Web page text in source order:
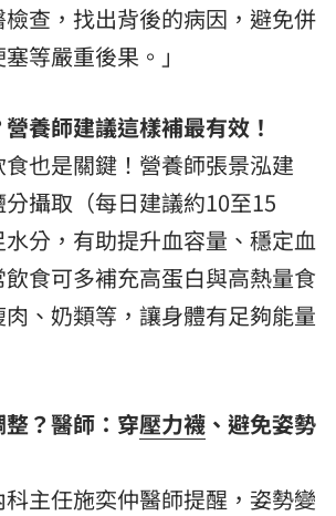
查，找出背後的病因，避免併
等嚴重後果。」
養師建議這樣補最有效！
也是關鍵！營養師張景泓建
攝取（每日建議約10至15
分，有助提升血容量、穩定血
食可多補充高蛋白與高熱量食
、奶類等，讓身體有足夠能量
？醫師：穿壓力襪 、避免姿勢
主任施奕仲醫師提醒，姿勢變